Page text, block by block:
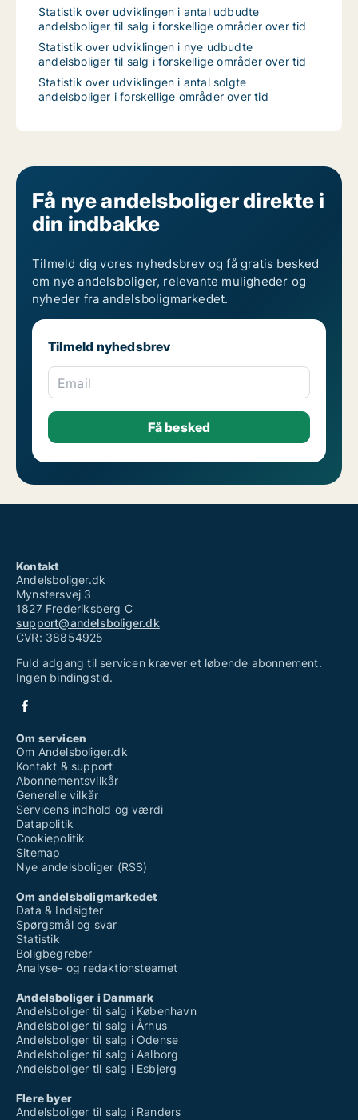
Statistik over udviklingen i antal udbudte
andelsboliger til salg i forskellige områder over tid
Statistik over udviklingen i nye udbudte
andelsboliger til salg i forskellige områder over tid
Statistik over udviklingen i antal solgte
andelsboliger i forskellige områder over tid
Få nye andelsboliger direkte i
din indbakke
Tilmeld dig vores nyhedsbrev og få gratis besked
om nye andelsboliger, relevante muligheder og
nyheder fra andelsboligmarkedet.
Tilmeld nyhedsbrev
Email
Kontakt
Andelsboliger.dk
Mynstersvej 3
1827 Frederiksberg C
support@andelsboliger.dk
CVR: 38854925
Fuld adgang til servicen kræver et løbende abonnement.
Ingen bindingstid.
Om servicen
Om Andelsboliger.dk
Kontakt & support
Abonnementsvilkår
Generelle vilkår
Servicens indhold og værdi
Datapolitik
Cookiepolitik
Sitemap
Nye andelsboliger (RSS)
Om andelsboligmarkedet
Data & Indsigter
Spørgsmål og svar
Statistik
Boligbegreber
Analyse- og redaktionsteamet
Andelsboliger i Danmark
Andelsboliger til salg i København
Andelsboliger til salg i Århus
Andelsboliger til salg i Odense
Andelsboliger til salg i Aalborg
Andelsboliger til salg i Esbjerg
Flere byer
Andelsboliger til salg i Randers